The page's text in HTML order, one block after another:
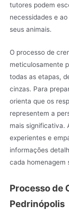
tutores podem
necessidades e
seus animais.
O processo de
meticulosamente
todas as etapas,
cinzas. Para
orienta que os
representem a
mais significativa.
experientes e
informações
cada homenagem
Processo de
Pedrinópolis